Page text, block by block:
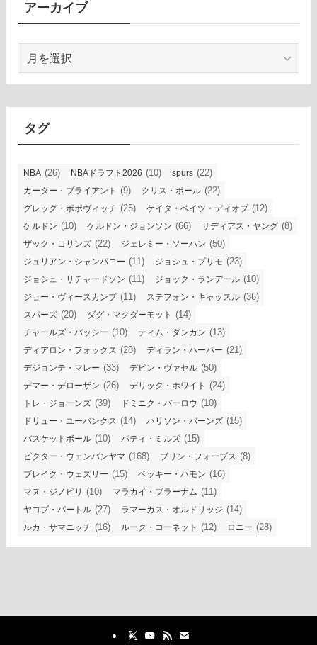
アーカイブ
カ
イ
タグ
NBA (26) NBAドラフト2026 (10) spurs (22)
カーター・ブライアント (9) クリス・ポール (22)
グレッグ・ポポヴィッチ (25) ケイタ・ベイツ・ディオプ(12)
ケルドン (10) ケルドン・ジョンソン (66) サディアス・ヤング (8)
ザック・コリンズ (22) ジェレミー・ソーハン (50)
ジュリアン・シャンパニー (11) ジョシュ・プリモ (23)
ジョシュ・リチャードソン (11) ジョック・ランデール (10)
ジョー・ヴィースカンプ(11) ステフォン・キャッスル (36)
スパーズ (20) ダグ・マクダーモット (14)
チャールズ・バッシー (10) ティム・ダンカン (13)
ディアロン・フォックス (28) ディラン・ハーパー (21)
デジョンテ・マレー (33) デビン・ヴァセル (50)
デマー・デローザン (26) デリック・ホワイト (24)
トレ・ジョーンズ (39) ドミニク・バーロウ (10)
ドリュー・ユーバンクス (14) ハリソン・バーンズ (15)
バスケットボール (10) パティ・ミルズ (15)
ビクター・ウェンバンヤマ (168) ブリン・フォーブス (8)
ブレイク・ウェズリー (15) ベッキー・ハモン (16)
マヌ・ジノビリ (10) マラカイ・ブラーナム (11)
ヤコブ・パートル (27) ラマーカス・オルドリッジ (14)
ルカ・サマニッチ (16) ルーク・コーネット (12) ロニー (28)